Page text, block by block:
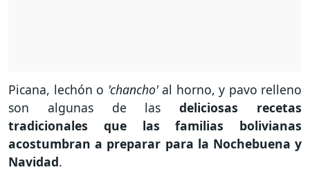
Picana, lechón o 'chancho' al horno, y pavo relleno
son algunas de las deliciosas recetas
tradicionales que las familias bolivianas
acostumbran a preparar para la Nochebuena y
Navidad.